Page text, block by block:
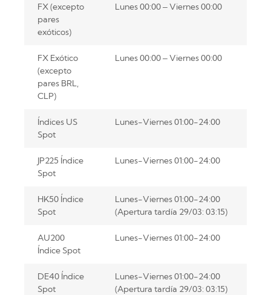
FX (excepto
pares
exóticos)
Lunes 00:00 – Viernes 00:00
FX Exótico
(excepto
pares BRL,
CLP)
Lunes 00:00 – Viernes 00:00
Índices US
Spot
Lunes-Viernes 01:00-24:00
JP225 Índice
Spot
Lunes-Viernes 01:00-24:00
HK50 Índice
Spot
Lunes-Viernes 01:00-24:00
(Apertura tardía 29/03: 03:15)
AU200
Índice Spot
Lunes-Viernes 01:00-24:00
DE40 Índice
Spot
Lunes-Viernes 01:00-24:00
(Apertura tardía 29/03: 03:15)